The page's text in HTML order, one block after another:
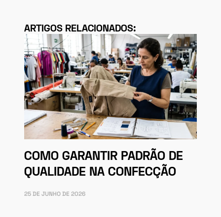
ARTIGOS RELACIONADOS:
COMO GARANTIR PADRÃO DE
QUALIDADE NA CONFECÇÃO
25 DE JUNHO DE 2026